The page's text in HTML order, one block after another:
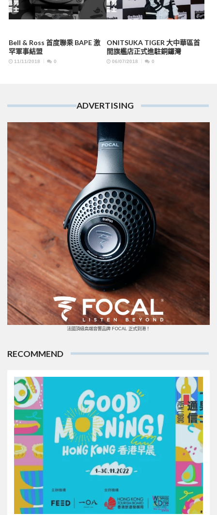
Bell & Ross 首度聯乘 BAPE 激
罕軍事結盟
11/11/2018 0
ONITSUKA TIGER 大中華區首
間旗艦店正式進駐銅鑼灣
06/07/2018 0
ADVERTISING
法國頂級高端音響品牌 FOCAL 正式到港！
RECOMMEND